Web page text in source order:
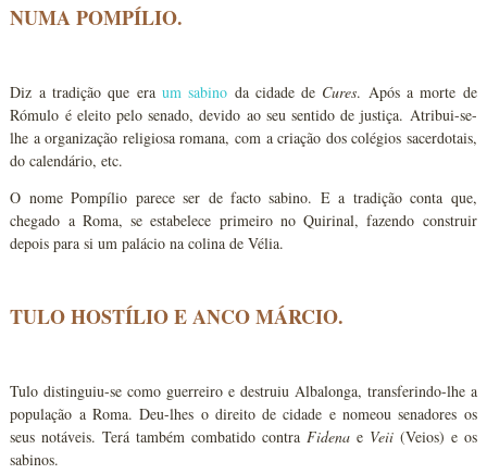
NUMA POMPÍLIO.
Diz a tradição que era um sabino da cidade de Cures. Após a morte de
Rómulo é eleito pelo senado, devido ao seu sentido de justiça. Atribui-se-
lhe a organização religiosa romana, com a criação dos colégios sacerdotais,
do calendário, etc.
O nome Pompílio parece ser de facto sabino. E a tradição conta que,
chegado a Roma, se estabelece primeiro no Quirinal, fazendo construir
depois para si um palácio na colina de Vélia.
TULO HOSTÍLIO E ANCO MÁRCIO.
Tulo distinguiu-se como guerreiro e destruiu Albalonga, transferindo-lhe a
população a Roma. Deu-lhes o direito de cidade e nomeou senadores os
seus notáveis. Terá também combatido contra Fidenae Veii(Veios) e os
sabinos.